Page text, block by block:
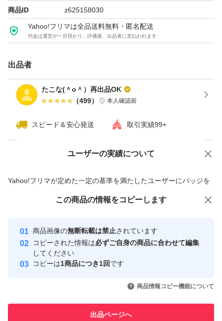
商品ID z625158030
Yahoo!フリマは全品送料無料・匿名配送
代金は運営が一旦預かり、評価後、出品者に支払われます
出品者
たこな(＾o＾）再出品OK
（499） 本人確認前
スピード＆安心発送 取引実績99+
ユーザーの実績について
Yahoo!フリマが定めた一定の基準を満たしたユーザーにバッジを
付与しています
安心取引出品者
心・安全なユーザーです
取引実績
引を完了させた実績があります
での取引実績があります
価格の相談 商品への質問
この商品の情報をコピーします
商品画像の無断転載は禁止されています
コピーされた情報は必ずご自身の商品に合わせて編集
してください
コピーは1商品につき1回です
商品情報コピー機能について
出品ページへ
この商品をみている人にオススメ